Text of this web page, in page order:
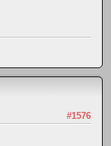
#1576